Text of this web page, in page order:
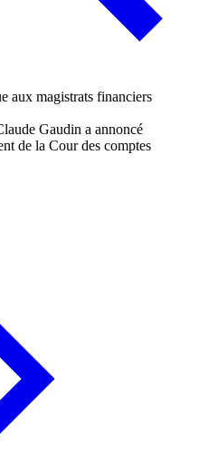
Gaudin a annoncé
de la Cour des comptes